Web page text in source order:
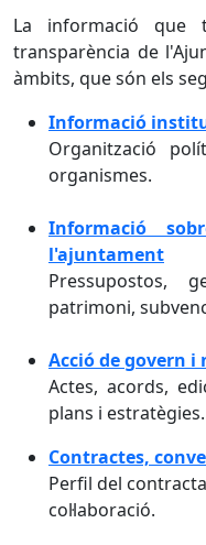
La informació que
transparència de
àmbits, que són els
Informació
Organització
organismes.
Informació
l'ajuntament
Pressupostos,
patrimoni,
Acció de govern
Actes, acords,
plans i estratègies.
Contractes,
Perfil del
col·laboració.